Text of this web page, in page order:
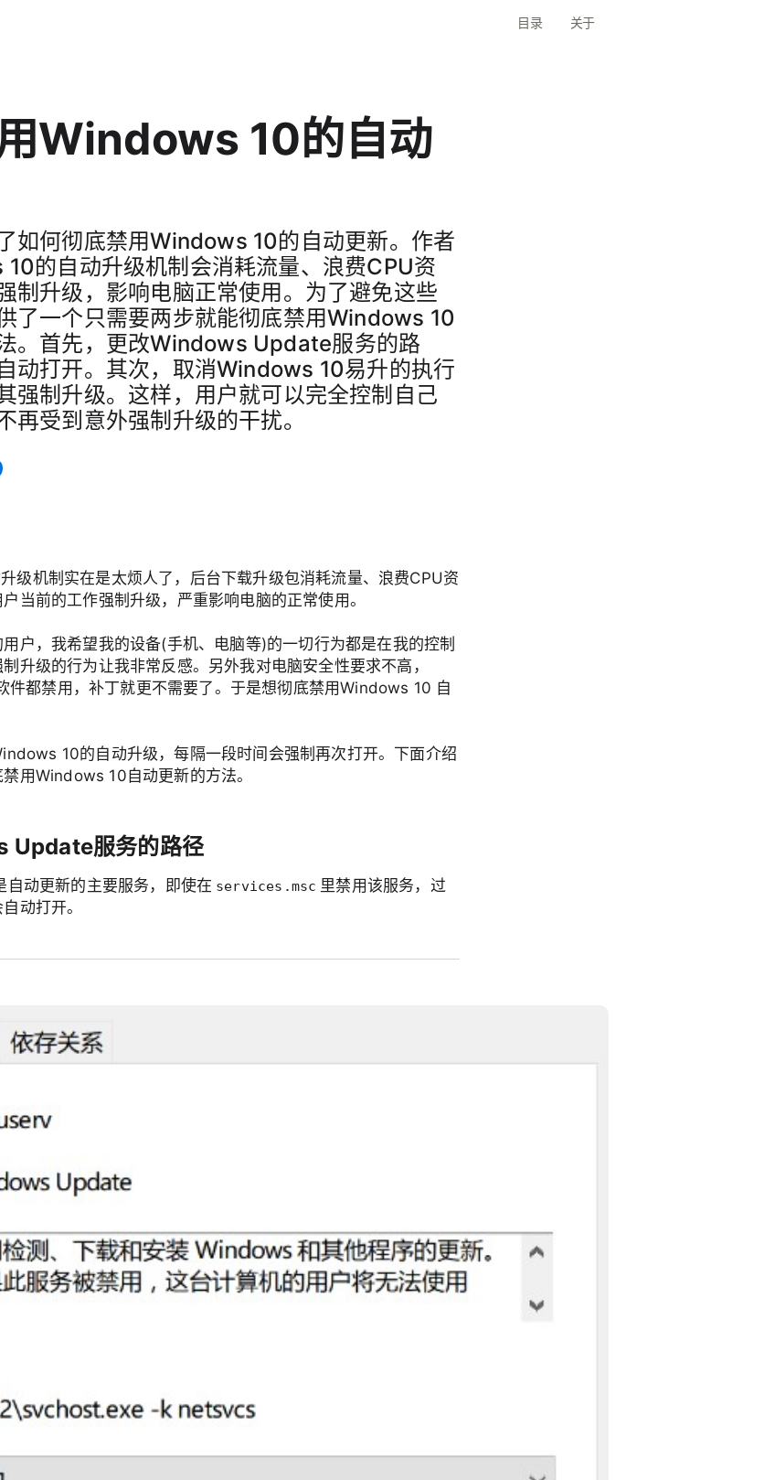
目录 关于
Windows 10的自动
如何彻底禁用Windows 10的自动更新。作者
的自动升级机制会消耗流量、浪费CPU资
制升级，影响电脑正常使用。为了避免这些
了一个只需要两步就能彻底禁用Windows 10
。首先，更改Windows Update服务的路
动打开。其次，取消Windows 10易升的执行
强制升级。这样，用户就可以完全控制自己
再受到意外强制升级的干扰。
级机制实在是太烦人了，后台下载升级包消耗流量、浪费CPU资
当前的工作强制升级，严重影响电脑的正常使用。
户，我希望我的设备(手机、电脑等)的一切行为都是在我的控制
升级的行为让我非常反感。另外我对电脑安全性要求不高，
件都禁用，补丁就更不需要了。于是想彻底禁用Windows 10 自
10的自动升级，每隔一段时间会强制再次打开。下面介绍
用Windows 10自动更新的方法。
Update服务的路径
动更新的主要服务，即使在 services.msc 里禁用该服务，过
动打开。